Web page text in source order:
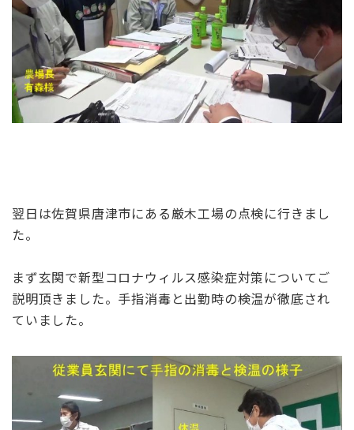
翌日は佐賀県唐津市にある厳木工場の点検に行きまし
た。
まず玄関で新型コロナウィルス感染症対策についてご
説明頂きました。手指消毒と出勤時の検温が徹底され
ていました。